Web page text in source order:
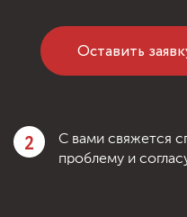
Оставить
2
С вами свяжется
проблему и